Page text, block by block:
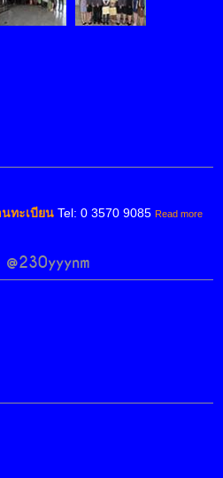
ทะเบียน Tel: 0 3570 9085 Read more